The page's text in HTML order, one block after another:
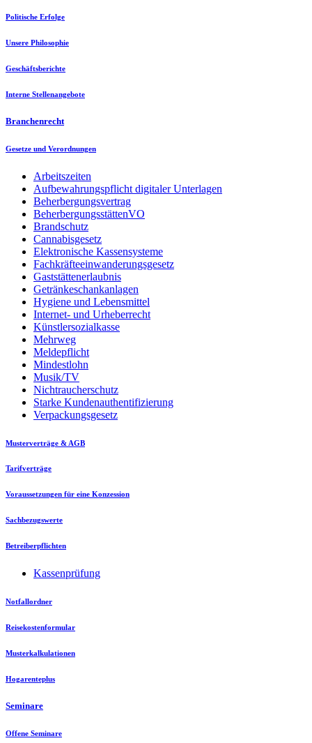
Politische Erfolge
Unsere Philosophie
Geschäftsberichte
Interne Stellenangebote
Branchenrecht
Gesetze und Verordnungen
Arbeitszeiten
Aufbewahrungspflicht digitaler Unterlagen
Beherbergungsvertrag
BeherbergungsstättenVO
Brandschutz
Cannabisgesetz
Elektronische Kassensysteme
Fachkräfteeinwanderungsgesetz
Gaststättenerlaubnis
Getränkeschankanlagen
Hygiene und Lebensmittel
Internet- und Urheberrecht
Künstlersozialkasse
Mehrweg
Meldepflicht
Mindestlohn
Musik/TV
Nichtraucherschutz
Starke Kundenauthentifizierung
Verpackungsgesetz
Musterverträge & AGB
Tarifverträge
Voraussetzungen für eine Konzession
Sachbezugswerte
Betreiberpflichten
Kassenprüfung
Notfallordner
Reisekostenformular
Musterkalkulationen
Hogarenteplus
Seminare
Offene Seminare